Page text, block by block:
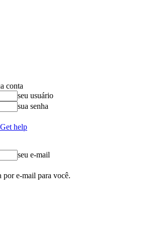
conta
seu usuário
sua senha
help
seu e-mail
por e-mail para você.